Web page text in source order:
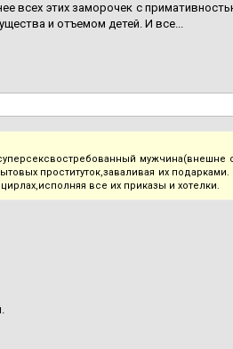
всех этих заморочек с
и отъемом детей. И все...
мужчина(внешне
проституток,заваливая их
все их приказы и хотелки.